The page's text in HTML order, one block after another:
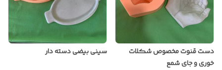
دست قنوت مخصوص شکلات
خوری و جای شمع
سینی بیضی دسته دار